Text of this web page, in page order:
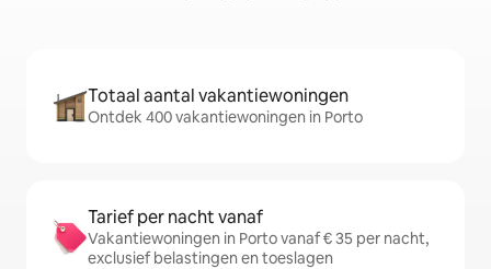
Totaal aantal vakantiewoningen
Ontdek 400 vakantiewoningen in Porto
Tarief per nacht vanaf
Vakantiewoningen in Porto vanaf € 35 per nacht,
exclusief belastingen en toeslagen